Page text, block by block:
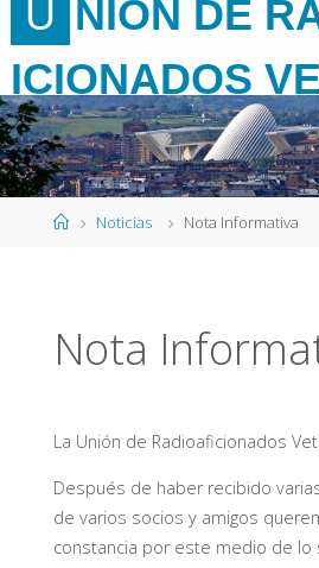
al
contenido
U N ÓN DE R
ICIONADOS VE
PáginaNoticias Nota Informativa
Nota
La Unión de Radioaficionados
Después de haber recibido
de varios socios y amigos
constancia por este medio de lo